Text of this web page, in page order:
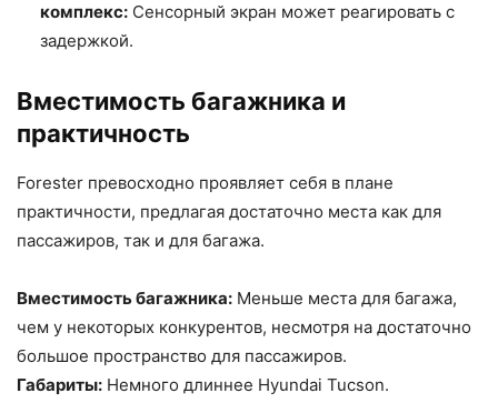
комплекс: Сенсорный экран может реагировать с
задержкой.
Вместимость багажника и
практичность
Forester превосходно проявляет себя в плане
практичности, предлагая достаточно места как для
пассажиров, так и для багажа.
Вместимость багажника: Меньше места для багажа,
чем у некоторых конкурентов, несмотря на достаточно
большое пространство для пассажиров.
Габариты: Немного длиннее Hyundai Tucson.